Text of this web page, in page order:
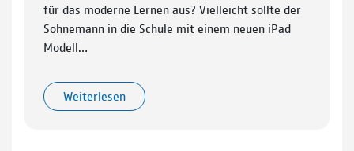
für das moderne Lernen aus? Vielleicht sollte der
Sohnemann in die Schule mit einem neuen iPad
Modell…
Weiterlesen